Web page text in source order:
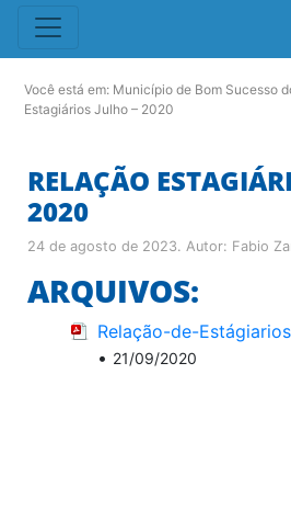
Você está em: Município de Bom Sucesso
Estagiários Julho – 2020
RELAÇÃO
2020
24 de agosto de 2023. Autor: Fabio
ARQUIVOS:
Relação-de-
• 21/09/2020